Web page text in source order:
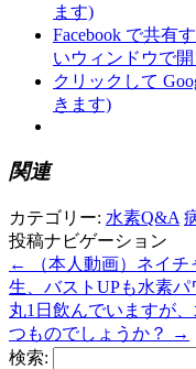
ます)
Facebook で共有
いウィンドウで
クリックして
きます)
関連
カテゴリー: 水素Q&A
投稿ナビゲーション
←
（本人動画）ネイ
生、バストUPも水素パ
丸1日飲んでいますが
つものでしょうか？
→
検索: